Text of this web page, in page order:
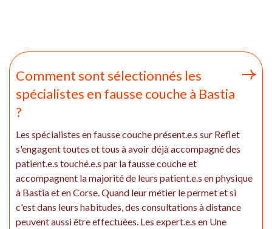
Comment sont sélectionnés les
spécialistes en fausse couche à Bastia
?
Les spécialistes en fausse couche présent.e.s sur Reflet
s'engagent toutes et tous à avoir déjà accompagné des
patient.e.s touché.e.s par la fausse couche et
accompagnent la majorité de leurs patient.e.s en physique
à Bastia et en Corse. Quand leur métier le permet et si
c'est dans leurs habitudes, des consultations à distance
peuvent aussi être effectuées. Les expert.e.s en Une